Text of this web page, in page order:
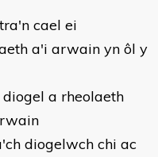
cael ei
a'i arwain yn ôl y
a rheolaeth
diogelwch chi ac